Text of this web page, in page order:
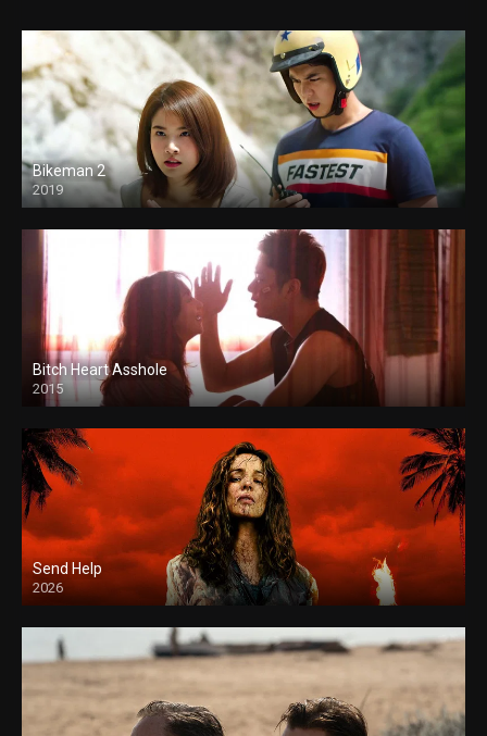
Bikeman 2
2019
Bitch Heart Asshole
2015
Send Help
2026